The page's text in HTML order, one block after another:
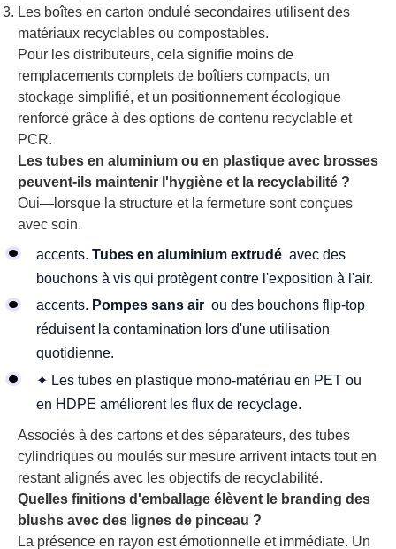
Les boîtes en carton ondulé secondaires utilisent des
matériaux recyclables ou compostables.
Pour les distributeurs, cela signifie moins de
remplacements complets de boîtiers compacts, un
stockage simplifié, et un positionnement écologique
renforcé grâce à des options de contenu recyclable et
PCR.
Les tubes en aluminium ou en plastique avec brosses
peuvent-ils maintenir l'hygiène et la recyclabilité ?
Oui—lorsque la structure et la fermeture sont conçues
avec soin.
accents. Tubes en aluminium extrudé avec des
bouchons à vis qui protègent contre l'exposition à l'air.
accents. Pompes sans air ou des bouchons flip-top
réduisent la contamination lors d'une utilisation
quotidienne.
✦ Les tubes en plastique mono-matériau en PET ou
en HDPE améliorent les flux de recyclage.
Associés à des cartons et des séparateurs, des tubes
cylindriques ou moulés sur mesure arrivent intacts tout en
restant alignés avec les objectifs de recyclabilité.
Quelles finitions d'emballage élèvent le branding des
blushs avec des lignes de pinceau ?
La présence en rayon est émotionnelle et immédiate. Un